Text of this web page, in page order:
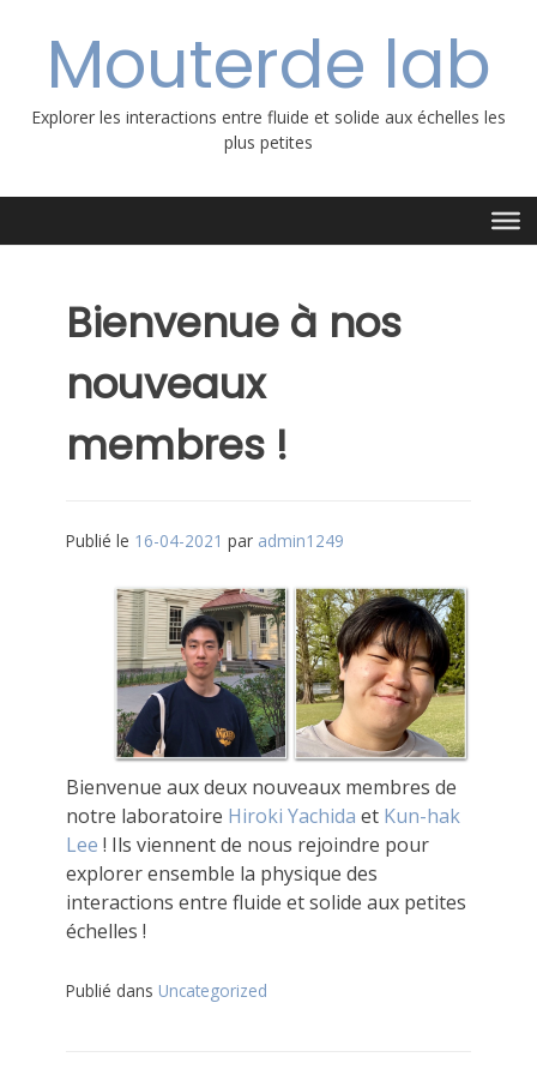
contenuMouterde lab
Explorer les interactions entre fluide et solide aux échelles les
plus petites
Bienvenue à nos
nouveaux
membres !
Publié le 16-04-2021 par admin1249
Bienvenue aux deux nouveaux membres de
notre laboratoire Hiroki Yachida et Kun-hak
Lee ! Ils viennent de nous rejoindre pour
explorer ensemble la physique des
interactions entre fluide et solide aux petites
échelles !
Publié dans Uncategorized